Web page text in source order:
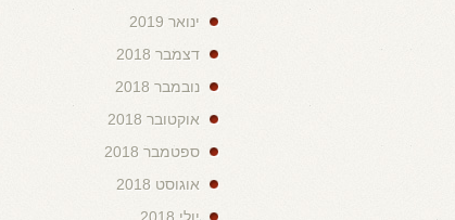
ינואר 2019
דצמבר 2018
נובמבר 2018
אוקטובר 2018
ספטמבר 2018
אוגוסט 2018